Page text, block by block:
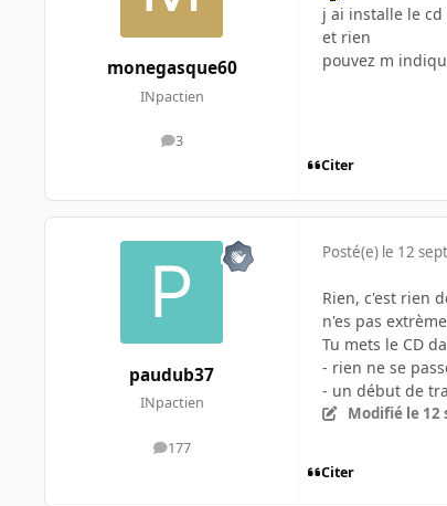
monegasque60
INpactien
3
messages
j ai installe le
et rien
pouvez m
Citer
paudub37
INpactien
177
messages
Posté(e) le 12
Rien, c'est rien
n'es pas
Tu mets le CD
- rien ne se
- un début de
Modifié le 12
Citer